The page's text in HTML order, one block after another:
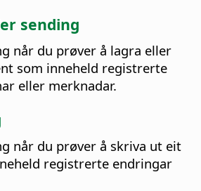
sending
når du prøver å lagra eller
som inneheld registrerte
eller merknadar.
når du prøver å skriva ut eit
registrerte endringar